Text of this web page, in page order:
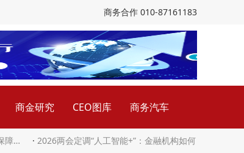
商务合作 010-87161183
商金研究 CEO图库 商务汽车
障… · 2026两会定调“人工智能+”：金融机构如何